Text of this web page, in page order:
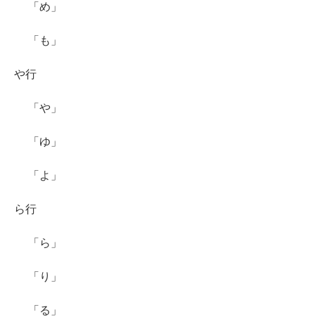
「め」
「も」
や行
「や」
「ゆ」
「よ」
ら行
「ら」
「り」
「る」